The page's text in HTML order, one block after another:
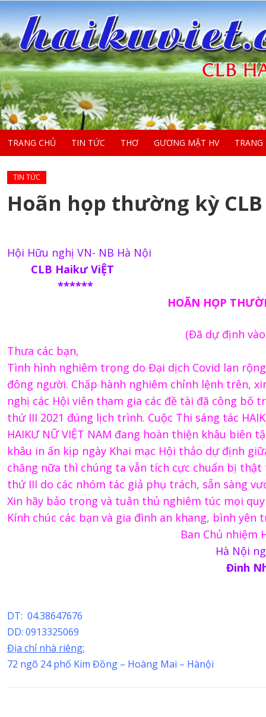
TRANG CHỦ TIN TỨC THƠ GƯƠNG MẶT HV
TIN TỨC
Hoãn họp thường kỳ
Hội Hữu nghị VN- NB Hà Nội
CLB Haikư ViỆT
******
HOÃN HỌP
(Đã dự định
Thưa các bạn,
Tình hình nghiêm trọng do Đại dịch Covid lan
đông người. Chấp hành nghiêm chỉnh lệnh trên,
nghị các Hội viên tham gia các đề tài đã công bố
thứ III 2021 đúng lịch trình. Cuộc Thi sáng tác
HAIKƯ NỮ VIỆT NAM đang hoàn thiện khâu biên
khâu in ấn kịp ngày Khai mạc Hội thảo dự định
chăng nữa thì chúng ta vẫn tích cực chuẩn bị
thứ III do các nhóm tác giả phụ trách, sẵn sàng
Xin hãy bảo trong và tuân thủ nghiêm túc mọi
Kính chúc các bạn và gia đình an khang, bình
Ban Chủ nhiệm
Hà Nội
Đinh
DT: 04.38647676
DD: 0913325069
Địa chỉ nhà riêng:
72 ngõ 24 phố Kim Đồng – Hoàng Mai – Hànội